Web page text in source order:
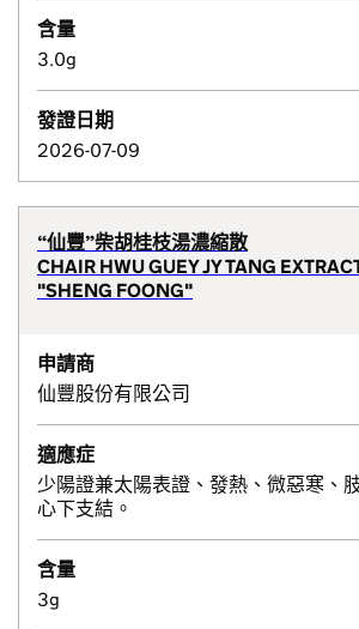
含量
3.0g
發證日期
2026-07-09
“仙豐”柴胡桂枝湯濃縮散
CHAIR HWU GUEY JY TANG
"SHENG FOONG"
申請商
仙豐股份有限公司
適應症
少陽證兼太陽表證、發熱、微惡寒、
心下支結。
含量
3g